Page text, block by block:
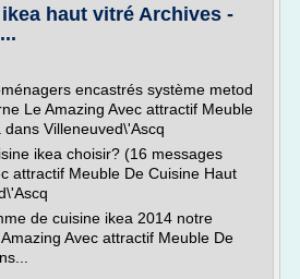
haut vitré Archives -
encastrés système metod
Le Amazing Avec attractif Meuble
Villeneuved\'Ascq
ikea choisir? (16 messages
attractif Meuble De Cuisine Haut
de cuisine ikea 2014 notre
Avec attractif Meuble De